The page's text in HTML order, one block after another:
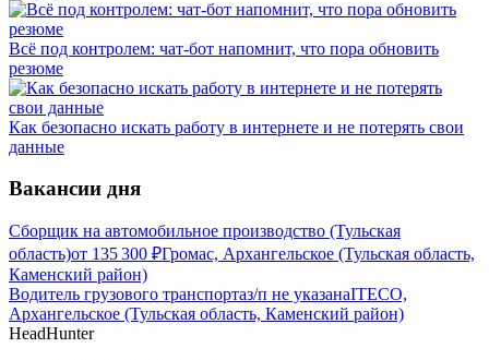
Всё под контролем: чат-бот напомнит, что пора обновить
резюме
Как безопасно искать работу в интернете и не потерять свои
данные
Вакансии дня
Сборщик на автомобильное производство (Тульская
область)от 135 300 ₽Громас, Архангельское (Тульская область,
Каменский район)
Водитель грузового транспортаз/п не указанаITECO,
Архангельское (Тульская область, Каменский район)
HeadHunter